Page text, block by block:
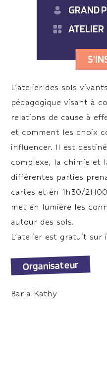
L’atelier des sols
pédagogique visant à
relations de cause à
et comment les choix
influencer. Il est
complexe, la chimie et
différentes parties
cartes et en 1h30/
met en lumière les
autour des sols.
L’atelier est gratuit sur
Organisateur
Barla Kathy
GRAND
ATELIER